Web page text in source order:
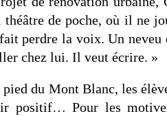
de poche, où il ne
perdre la voix. Un neveu
chez lui. Il veut écrire. »
du Mont Blanc, les
positif… Pour les